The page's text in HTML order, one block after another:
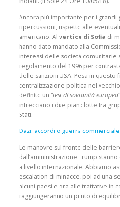
Ancora più importante per i grandi
ripercussioni, rispetto alle
americano. Al vertice di Sofia di
hanno dato mandato alla
interessi delle società comunitarie
regolamento del 1996 per
delle sanzioni USA. Pesa in questo
centralizzazione politica nel
definito un “test di sovranità europea
intrecciano i due piani: lotte tra
Stati.
Dazi: accordi o guerra
Le manovre sul fronte delle
dall’amministrazione Trump
a livello internazionale. Abbiamo
escalation di minacce, poi ad una
alcuni paesi e ora alle trattative in
raggiungeranno un punto di